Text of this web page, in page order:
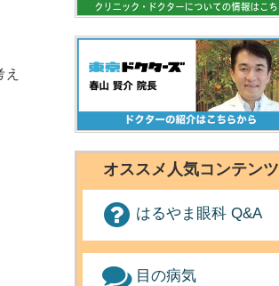
オススメ人気コンテンツ
はるやま眼科 Q&A
目の病気